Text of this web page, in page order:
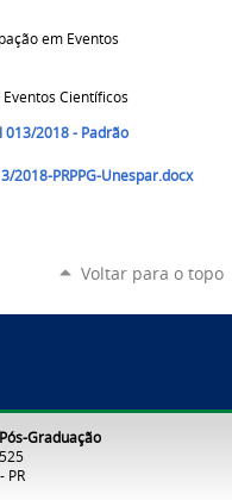
em Eventos
Científicos
013/2018 - Padrão
2018-PRPPG-Unespar.docx
Voltar para o topo
Graduação
PR